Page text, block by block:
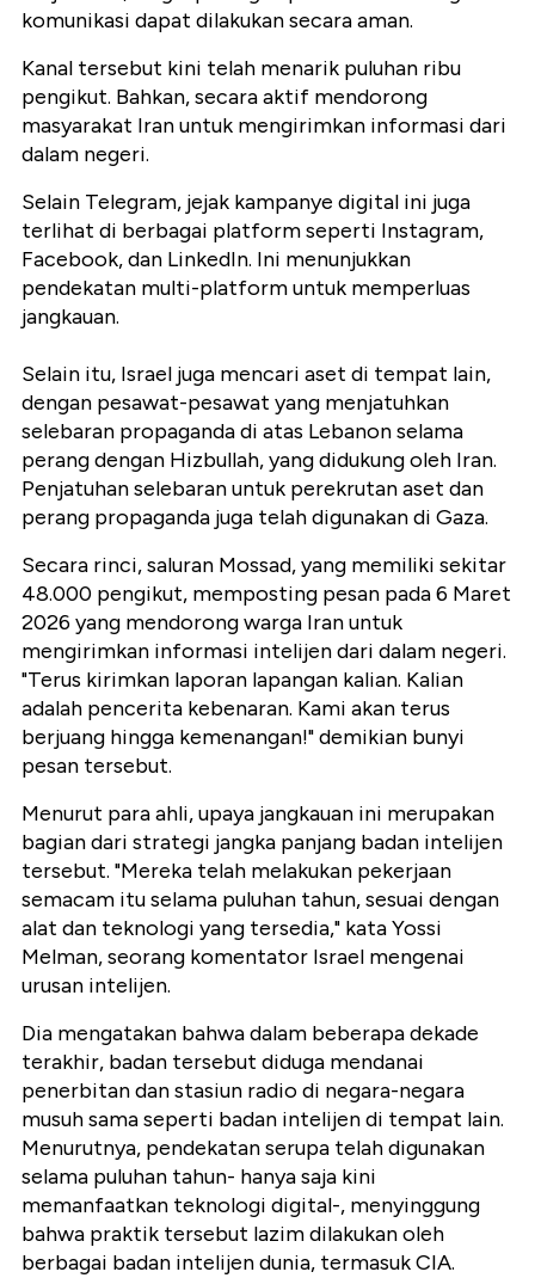
komunikasi dapat dilakukan secara aman.
Kanal tersebut kini telah menarik puluhan ribu
pengikut. Bahkan, secara aktif mendorong
masyarakat Iran untuk mengirimkan informasi dari
dalam negeri.
Selain Telegram, jejak kampanye digital ini juga
terlihat di berbagai platform seperti Instagram,
Facebook, dan LinkedIn. Ini menunjukkan
pendekatan multi-platform untuk memperluas
jangkauan.
Selain itu, Israel juga mencari aset di tempat lain,
dengan pesawat-pesawat yang menjatuhkan
selebaran propaganda di atas Lebanon selama
perang dengan Hizbullah, yang didukung oleh Iran.
Penjatuhan selebaran untuk perekrutan aset dan
perang propaganda juga telah digunakan di Gaza.
Secara rinci, saluran Mossad, yang memiliki sekitar
48.000 pengikut, memposting pesan pada 6 Maret
2026 yang mendorong warga Iran untuk
mengirimkan informasi intelijen dari dalam negeri.
"Terus kirimkan laporan lapangan kalian. Kalian
adalah pencerita kebenaran. Kami akan terus
berjuang hingga kemenangan!" demikian bunyi
pesan tersebut.
Menurut para ahli, upaya jangkauan ini merupakan
bagian dari strategi jangka panjang badan intelijen
tersebut. "Mereka telah melakukan pekerjaan
semacam itu selama puluhan tahun, sesuai dengan
alat dan teknologi yang tersedia," kata Yossi
Melman, seorang komentator Israel mengenai
urusan intelijen.
Dia mengatakan bahwa dalam beberapa dekade
terakhir, badan tersebut diduga mendanai
penerbitan dan stasiun radio di negara-negara
musuh sama seperti badan intelijen di tempat lain.
Menurutnya, pendekatan serupa telah digunakan
selama puluhan tahun- hanya saja kini
memanfaatkan teknologi digital-, menyinggung
bahwa praktik tersebut lazim dilakukan oleh
berbagai badan intelijen dunia, termasuk CIA.